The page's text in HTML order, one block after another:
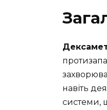
навіть
системи,